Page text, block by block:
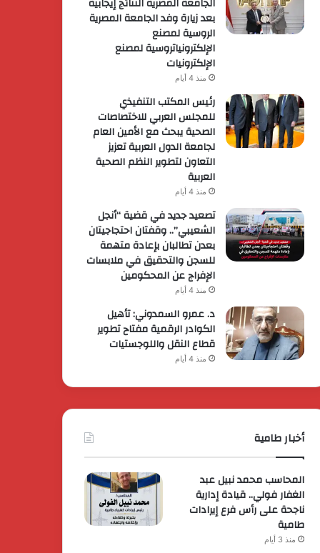
بعد زيارة وفد الجامعة المصرية
الروسية لمصنع
الإلكترونياتروسية لمصنع
الإلكترونيات
منذ 4 أيام
رئيس المكتب التنفيذي
للمجلس العربي للاختصاصات
الصحية يبحث مع الأمين العام
لجامعة الدول العربية تعزيز
التعاون لتطوير النظم الصحية
العربية
منذ 4 أيام
تصعيد جديد في قضية “أنجل
الشعيبي”.. وقفتان احتجاجيتان
بعدن تطالبان بإعادة متهمة
للسجن والتحقيق في ملابسات
الإفراج عن المحكومين
منذ 4 أيام
د. عمرو السمدوني: تأهيل
الكوادر الرقمية مفتاح تطوير
قطاع النقل واللوجستيات
منذ 4 أيام
أخبار طامية
المحاسب محمد نبيل عبد
الغفار فولي.. قيادة إدارية
ناجحة على رأس فرع إيرادات
طامية
منذ 3 أيام